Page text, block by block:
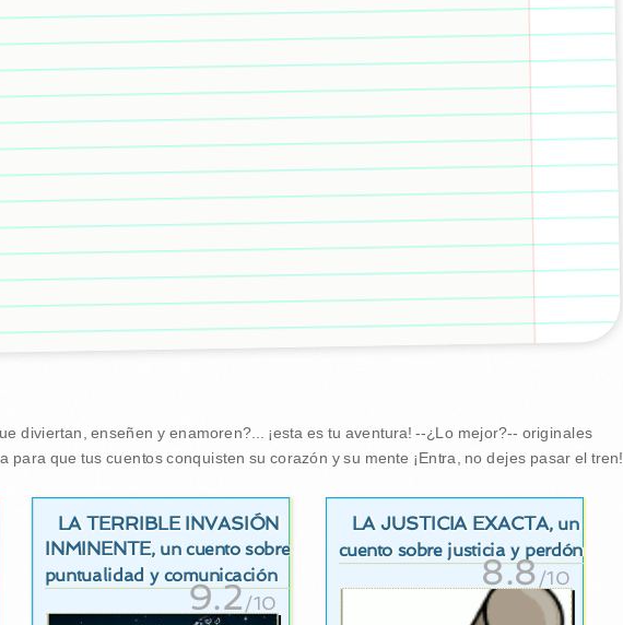
diviertan, enseñen y enamoren?... ¡esta es tu aventura! --¿Lo mejor?-- originales
para que tus cuentos conquisten su corazón y su mente ¡Entra, no dejes pasar el tren!
LA TERRIBLE INVASIÓN
INMINENTE, un cuento sobre
puntualidad y comunicación
9.2/10
LA JUSTICIA EXACTA, un
cuento sobre justicia y perdón
8.8/10